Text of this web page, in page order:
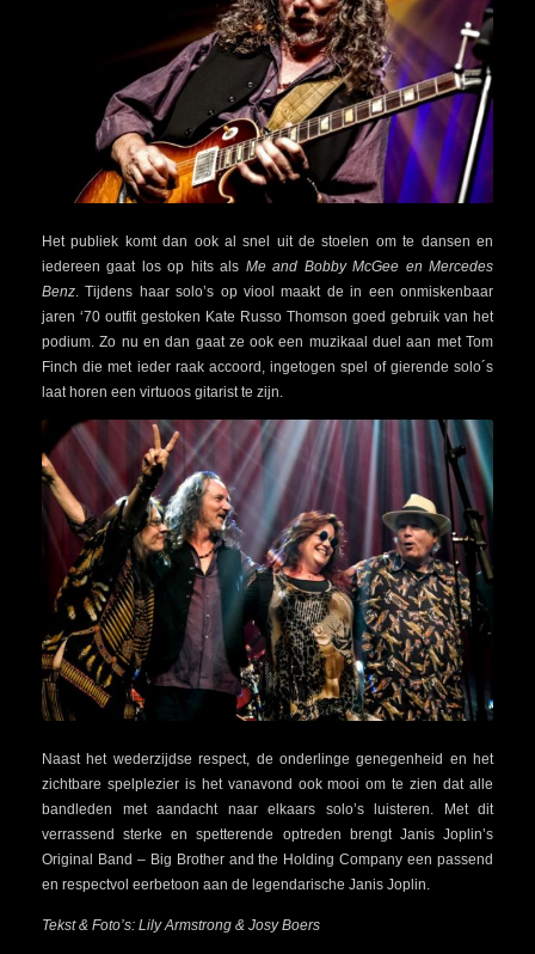
Het publiek komt dan ook al snel uit de stoelen om te dansen en
iedereen gaat los op hits als Me and Bobby McGee en Mercedes
Benz. Tijdens haar solo’s op viool maakt de in een onmiskenbaar
jaren ‘70 outfit gestoken Kate Russo Thomson goed gebruik van het
podium. Zo nu en dan gaat ze ook een muzikaal duel aan met Tom
Finch die met ieder raak accoord, ingetogen spel of gierende solo´s
laat horen een virtuoos gitarist te zijn.
Naast het wederzijdse respect, de onderlinge genegenheid en het
zichtbare spelplezier is het vanavond ook mooi om te zien dat alle
bandleden met aandacht naar elkaars solo’s luisteren. Met dit
verrassend sterke en spetterende optreden brengt Janis Joplin’s
Original Band – Big Brother and the Holding Company een passend
en respectvol eerbetoon aan de legendarische Janis Joplin.
Tekst & Foto’s: Lily Armstrong & Josy Boers